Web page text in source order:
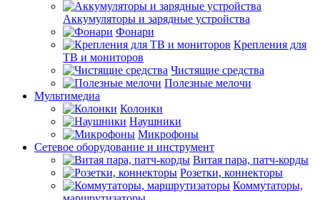
Аккумуляторы и зарядные устройства
Фонари
Крепления для
ТВ и мониторов
Чистящие средства
Полезные мелочи
Мультимедиа
Колонки
Наушники
Микрофоны
Сетевое оборудование и инструмент
Витая пара, патч-корды
Розетки, коннекторы
Коммутаторы,